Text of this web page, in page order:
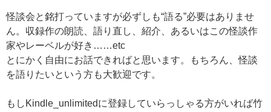
怪談会と銘打っていますが必ずしも“語る”必要はありませ
ん。収録作の朗読、語り直し、紹介、あるいはこの怪談作
家やレーベルが好き……etc
とにかく自由にお話できればと思います。もちろん、怪談
を語りたいという方も大歓迎です。
もしKindle_unlimitedに登録していらっしゃる方がいれば竹